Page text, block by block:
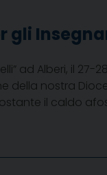
gli
ad Alberi, il
della nostra
il caldo